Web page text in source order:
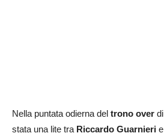
Nella puntata odierna del trono over di
stata una lite tra Riccardo Guarnieri e